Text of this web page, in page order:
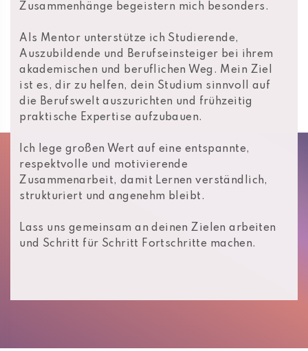
Zusammenhänge begeistern mich besonders.
Als Mentor unterstütze ich Studierende,
Auszubildende und Berufseinsteiger bei ihrem
akademischen und beruflichen Weg. Mein Ziel
ist es, dir zu helfen, dein Studium sinnvoll auf
die Berufswelt auszurichten und frühzeitig
praktische Expertise aufzubauen.
Ich lege großen Wert auf eine entspannte,
respektvolle und motivierende
Zusammenarbeit, damit Lernen verständlich,
strukturiert und angenehm bleibt.
Lass uns gemeinsam an deinen Zielen arbeiten
und Schritt für Schritt Fortschritte machen.